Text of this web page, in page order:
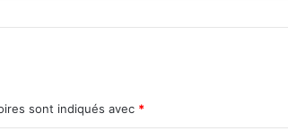
sont indiqués avec *